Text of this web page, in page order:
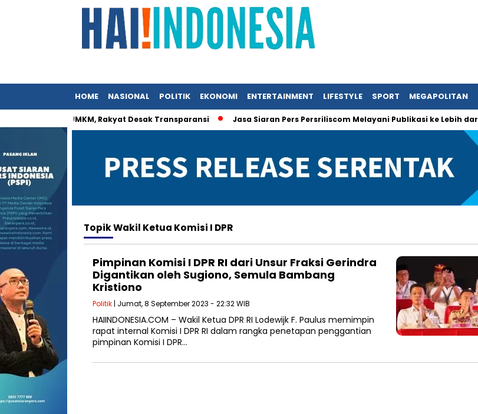
HOME NASIONAL POLITIK EKONOMI ENTERTAINMENT LIFESTYLE SPORT MEGAPOLITAN
Menteri UMKM, Rakyat Desak Transparansi Jasa Siaran Pers Persriliscom Melayani Publikasi ke Lebih dari
TopikWakil Ketua Komisi I DPR
Pimpinan Komisi I DPR RI dari Unsur Fraksi Gerindra
Digantikan oleh Sugiono, Semula Bambang
Kristiono
Politik | Jumat, 8 September 2023 - 22:32 WIB
HAIINDONESIA.COM – Wakil Ketua DPR RI Lodewijk F. Paulus memimpin
rapat internal Komisi I DPR RI dalam rangka penetapan penggantian
pimpinan Komisi I DPR…